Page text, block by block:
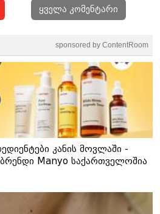
ყველა კომენტარი
sponsored by ContentRoom
კანის მოვლაში -
Manyo საქართველოშია